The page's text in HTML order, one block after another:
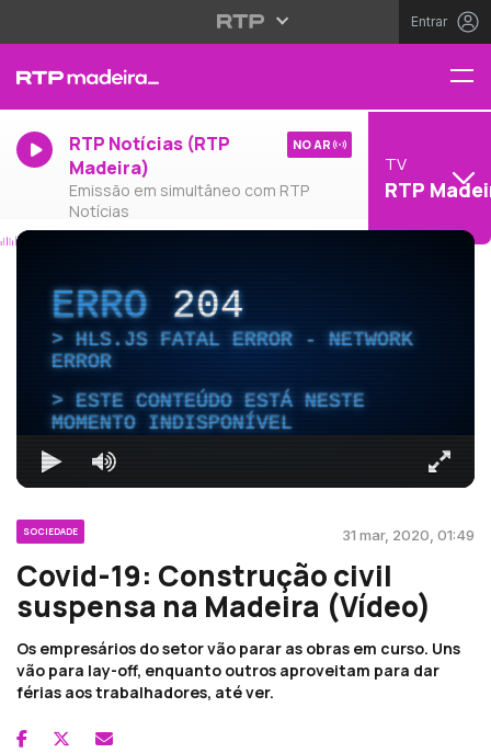
Entrar
RTP Notícias (RTP
Madeira)
Emissão em simultâneo com RTP
Notícias
NO AR
TV
RTP
ERRO204
HLS.JS FATAL ERROR - NETWORK
ERROR
ESTE CONTEÚDO ESTÁ NESTE
MOMENTO INDISPONÍVEL
SOCIEDADE 31 mar, 2020, 01:49
Covid-19: Construção civil
suspensa na Madeira (Vídeo)
Os empresários do setor vão parar as obras em curso. Uns
vão para lay-off, enquanto outros aproveitam para dar
férias aos trabalhadores, até ver.